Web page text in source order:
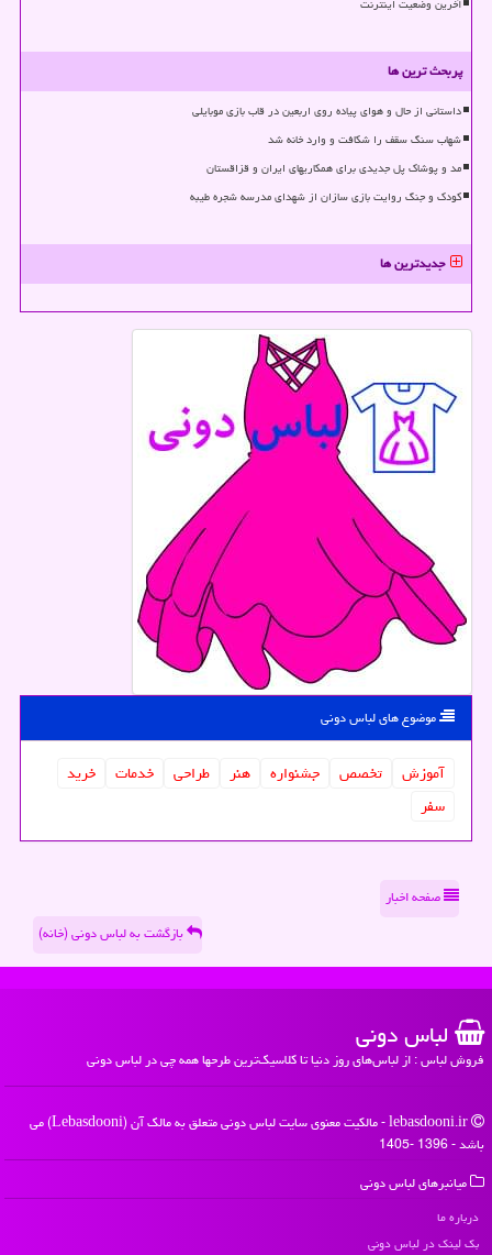
آخرین وضعیت اینترنت
پربحث ترین ها
داستانی از حال و هوای پیاده روی اربعین در قاب بازی موبایلی
شهاب سنگ سقف را شکافت و وارد خانه شد
مد و پوشاک پل جدیدی برای همکاریهای ایران و قزاقستان
کودک و جنگ روایت بازی سازان از شهدای مدرسه شجره طیبه
جدیدترین ها
موضوع های لباس دونی
آموزش تخصص جشنواره هنر طراحی خدمات
خرید
سفر
صفحه اخبار
بازگشت به لباس دونی (خانه)
لباس دونی
فروش لباس : از لباس‌های روز دنیا تا کلاسیک‌ترین طرحها همه چی در لباس دونی
lebasdooni.ir - مالکیت معنوی سایت لباس دونی متعلق به مالک آن (Lebasdooni) می
باشد - 1396 -1405
میانبرهای لباس دونی
درباره ما
بک لینک در لباس دونی